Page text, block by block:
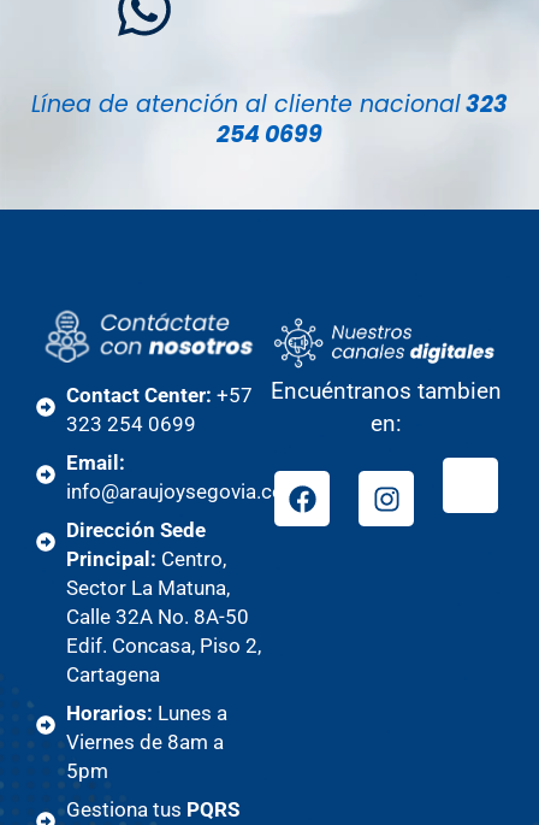
Línea de atención al cliente nacional323
254 0699
Contact Center: +57
323 254 0699
Email:
info@araujoysegovia.com
Dirección Sede
Principal: Centro,
Sector La Matuna,
Calle 32A No. 8A-50
Edif. Concasa, Piso 2,
Cartagena
Horarios: Lunes a
Viernes de 8am a
5pm
Gestiona tus PQRS
Encuéntranos tambien
en: